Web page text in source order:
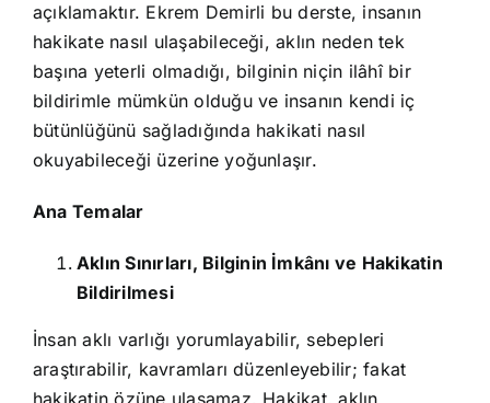
açıklamaktır. Ekrem Demirli bu derste, insanın
hakikate nasıl ulaşabileceği, aklın neden tek
başına yeterli olmadığı, bilginin niçin ilâhî bir
bildirimle mümkün olduğu ve insanın kendi iç
bütünlüğünü sağladığında hakikati nasıl
okuyabileceği üzerine yoğunlaşır.
Ana Temalar
Aklın Sınırları, Bilginin İmkânı ve Hakikatin
Bildirilmesi
İnsan aklı varlığı yorumlayabilir, sebepleri
araştırabilir, kavramları düzenleyebilir; fakat